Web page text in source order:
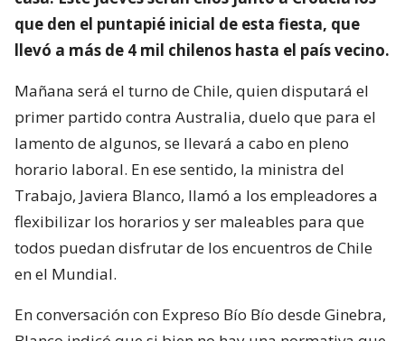
que den el puntapié inicial de esta fiesta, que
llevó a más de 4 mil chilenos hasta el país vecino.
Mañana será el turno de Chile, quien disputará el
primer partido contra Australia, duelo que para el
lamento de algunos, se llevará a cabo en pleno
horario laboral. En ese sentido, la ministra del
Trabajo, Javiera Blanco, llamó a los empleadores a
flexibilizar los horarios y ser maleables para que
todos puedan disfrutar de los encuentros de Chile
en el Mundial.
En conversación con Expreso Bío Bío desde Ginebra,